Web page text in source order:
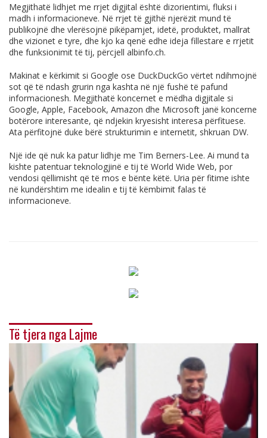
Megjithatë lidhjet me rrjet digjital është dizorientimi, fluksi i
madh i informacioneve. Në rrjet të gjithë njerëzit mund të
publikojnë dhe vlerësojnë pikëpamjet, idetë, produktet, mallrat
dhe vizionet e tyre, dhe kjo ka qenë edhe ideja fillestare e rrjetit
dhe funksionimit të tij, përcjell albinfo.ch.
Makinat e kërkimit si Google ose DuckDuckGo vërtet ndihmojnë
sot që të ndash grurin nga kashta në një fushë të pafund
informacionesh. Megjithatë koncernet e mëdha digjitale si
Google, Apple, Facebook, Amazon dhe Microsoft janë koncerne
botërore interesante, që ndjekin kryesisht interesa përfituese.
Ata përfitojnë duke bërë strukturimin e internetit, shkruan DW.
Një ide që nuk ka patur lidhje me Tim Berners-Lee. Ai mund ta
kishte patentuar teknologjinë e tij të World Wide Web, por
vendosi qëllimisht që të mos e bënte këtë. Uria për fitime ishte
në kundërshtim me idealin e tij të këmbimit falas të
informacioneve.
Të tjera nga Lajme